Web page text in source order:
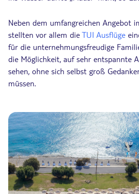
Neben dem umfangreichen Angebot
stellten vor allem dieTUI Ausflüge
für die unternehmungsfreudige
die Möglichkeit, auf sehr entspannte
sehen, ohne sich selbst groß
müssen.